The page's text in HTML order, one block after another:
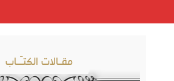
مقـالات الكتـّـاب